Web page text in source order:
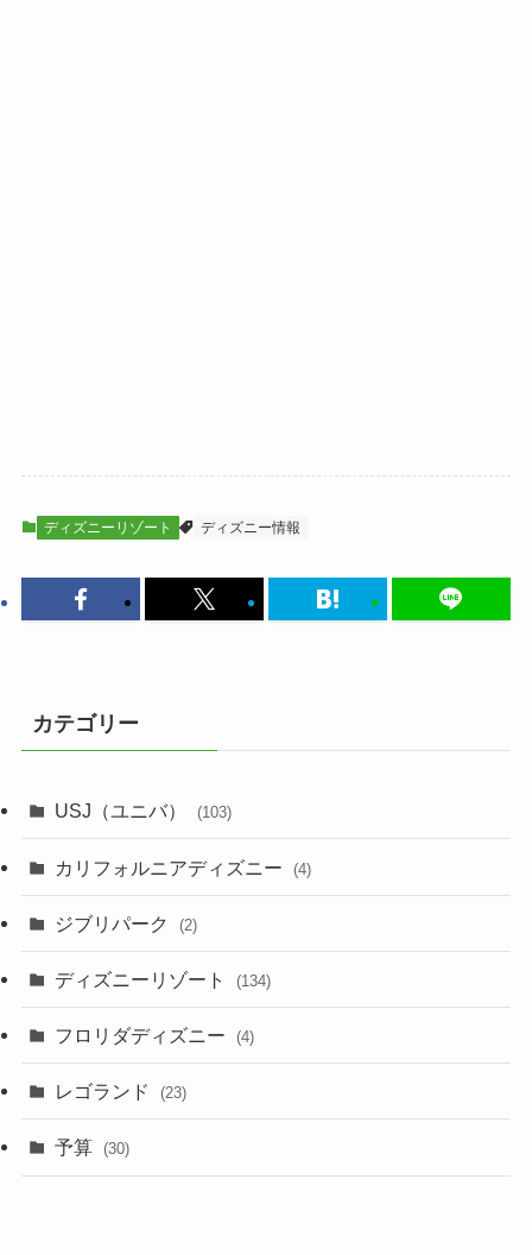
ディズニーリゾート ディズニー情報
カテゴリー
USJ（ユニバ） (103)
カリフォルニアディズニー (4)
ジブリパーク (2)
ディズニーリゾート (134)
フロリダディズニー (4)
レゴランド (23)
予算 (30)